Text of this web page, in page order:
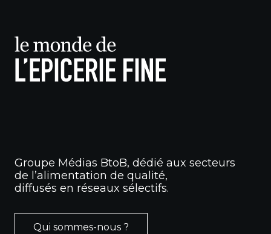
Groupe Médias BtoB, dédié aux secteurs
de l’alimentation de qualité,
diffusés en réseaux sélectifs.
Qui sommes-nous ?